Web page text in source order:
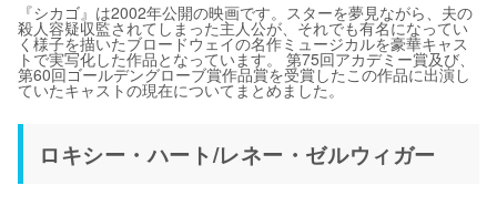
『シカゴ』は2002年公開の映画です。スターを夢見ながら、夫の
殺人容疑収監されてしまった主人公が、それでも有名になってい
く様子を描いたブロードウェイの名作ミュージカルを豪華キャス
トで実写化した作品となっています。 第75回アカデミー賞及び、
第60回ゴールデングローブ賞作品賞を受賞したこの作品に出演し
ていたキャストの現在についてまとめました。
ロキシー・ハート/レネー・ゼルウィガー